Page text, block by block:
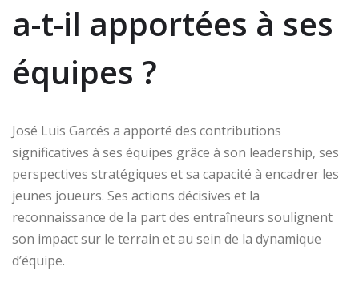
a-t-il apportées à ses
équipes ?
José Luis Garcés a apporté des contributions
significatives à ses équipes grâce à son leadership, ses
perspectives stratégiques et sa capacité à encadrer les
jeunes joueurs. Ses actions décisives et la
reconnaissance de la part des entraîneurs soulignent
son impact sur le terrain et au sein de la dynamique
d’équipe.